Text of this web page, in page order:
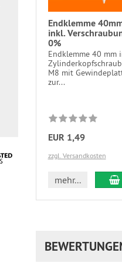
Endklemme
inkl.
0%
Endklemme 40 mm
M8 mit
zur...
EUR 1,49
zzgl. Versandkosten
mehr...